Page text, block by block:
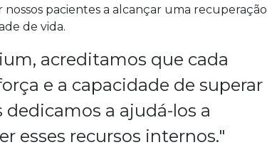
pacientes a alcançar uma recuperação
de vida.
acreditamos que cada
e a capacidade de superar
dedicamos a ajudá-los a
esses recursos internos."